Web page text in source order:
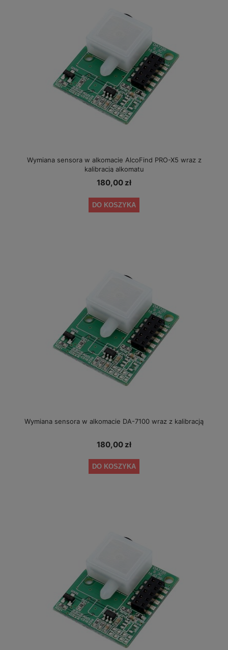
Wymiana sensora w alkomacie AlcoFind PRO-X5 wraz z
kalibracją alkomatu
180,00 zł
DO KOSZYKA
Wymiana sensora w alkomacie DA-7100 wraz z kalibracją
180,00 zł
DO KOSZYKA